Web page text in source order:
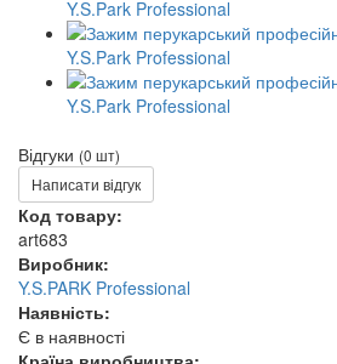
Відгуки (0 шт)
Написати відгук
Код товару:
art683
Виробник:
Y.S.PARK Professional
Наявність:
Є в наявності